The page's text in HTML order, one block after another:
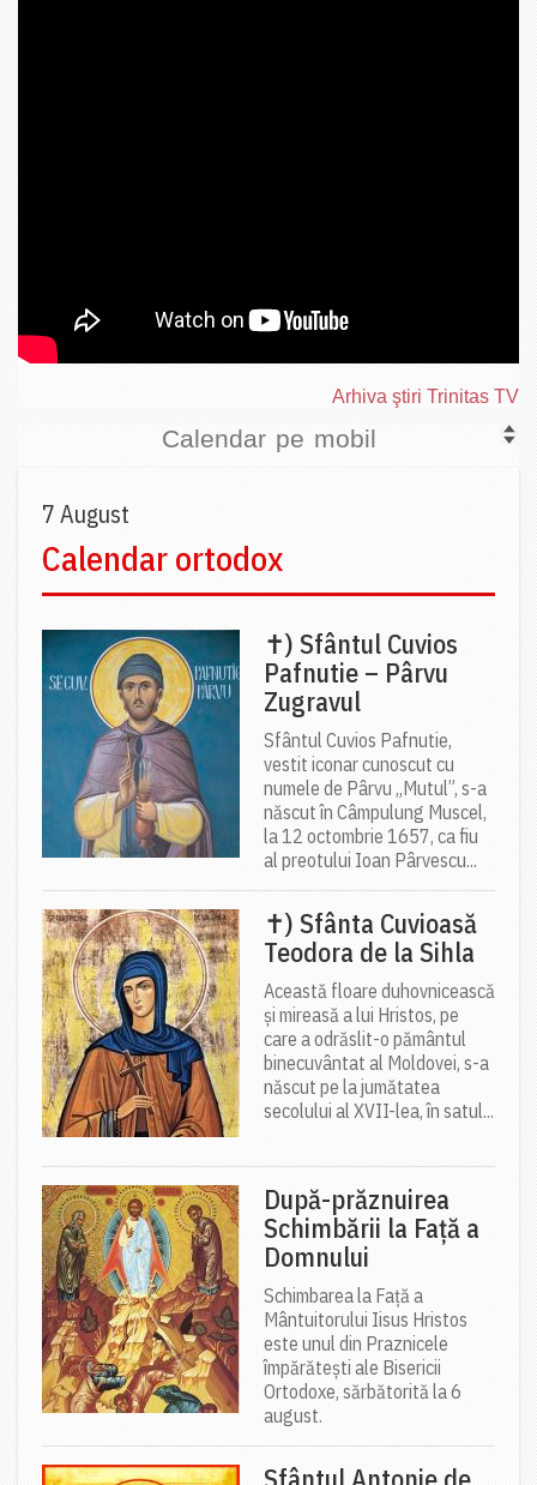
Arhiva ştiri Trinitas TV
Calendar pe mobil
7 August
Calendar ortodox
✝) Sfântul Cuvios
Pafnutie – Pârvu
Zugravul
Sfântul Cuvios Pafnutie,
vestit iconar cunoscut cu
numele de Pârvu „Mutul”, s-a
născut în Câmpulung Muscel,
la 12 octombrie 1657, ca fiu
al preotului Ioan Pârvescu...
✝) Sfânta Cuvioasă
Teodora de la Sihla
Această floare duhovnicească
și mireasă a lui Hristos, pe
care a odrăslit-o pământul
binecuvântat al Moldovei, s-a
născut pe la jumătatea
secolului al XVII-lea, în satul...
După-prăznuirea
Schimbării la Față a
Domnului
Schimbarea la Față a
Mântuitorului Iisus Hristos
este unul din Praznicele
împărătești ale Bisericii
Ortodoxe, sărbătorită la 6
august.